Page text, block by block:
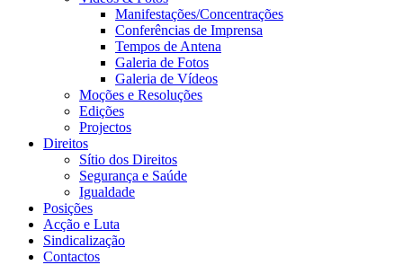
Manifestações/Concentrações
Conferências de Imprensa
Tempos de Antena
Galeria de Fotos
Galeria de Vídeos
Moções e Resoluções
Edições
Projectos
Direitos
Sítio dos Direitos
Segurança e Saúde
Igualdade
Posições
Acção e Luta
Sindicalização
Contactos